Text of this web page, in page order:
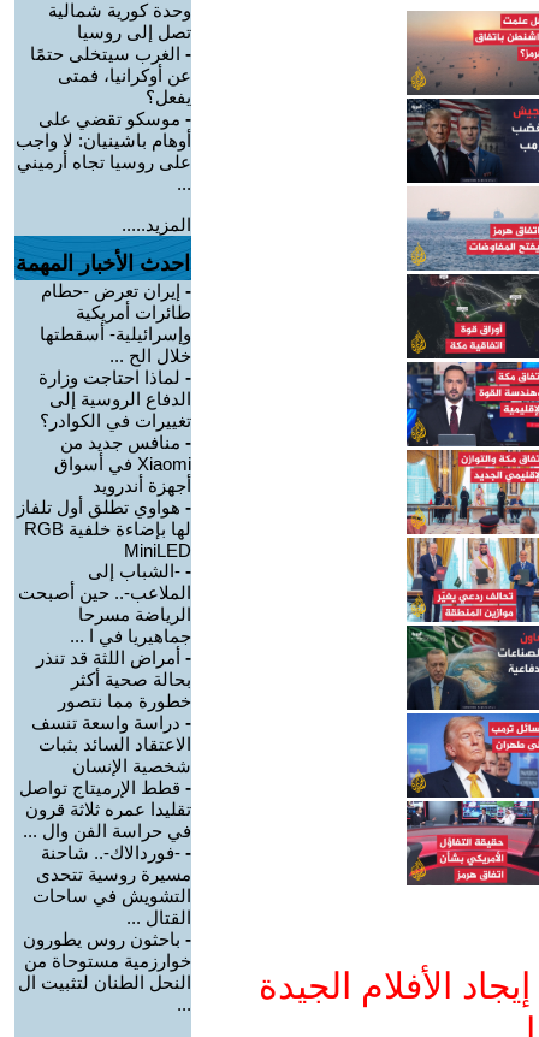
الأفلام الجيدة
وحدة كورية شمالية
تصل إلى روسيا
- الغرب سيتخلى حتمًا
عن أوكرانيا، فمتى
يفعل؟
- موسكو تقضي على
أوهام باشينيان: لا واجب
على روسيا تجاه أرميني
...
المزيد.....
احدث الأخبار المهمة
- إيران تعرض -حطام
طائرات أمريكية
وإسرائيلية- أسقطتها
خلال الح ...
- لماذا احتاجت وزارة
الدفاع الروسية إلى
تغييرات في الكوادر؟
- منافس جديد من
Xiaomi في أسواق
أجهزة أندرويد
- هواوي تطلق أول تلفاز
لها بإضاءة خلفية RGB
MiniLED
- -الشباب إلى
الملاعب-.. حين أصبحت
الرياضة مسرحا
جماهيريا في ا ...
- أمراض اللثة قد تنذر
بحالة صحية أكثر
خطورة مما نتصور
- دراسة واسعة تنسف
الاعتقاد السائد بثبات
شخصية الإنسان
- قطط الإرميتاج تواصل
تقليدا عمره ثلاثة قرون
في حراسة الفن وال ...
- -فوردالاك-.. شاحنة
مسيرة روسية تتحدى
التشويش في ساحات
القتال ...
- باحثون روس يطورون
خوارزمية مستوحاة من
النحل الطنان لتثبيت ال
...